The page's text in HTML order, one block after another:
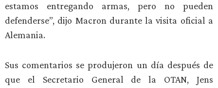
estamos entregando armas, pero no pueden
defenderse”, dijo Macron durante la visita oficial a
Alemania.
Sus comentarios se produjeron un día después de
que el Secretario General de la OTAN, Jens